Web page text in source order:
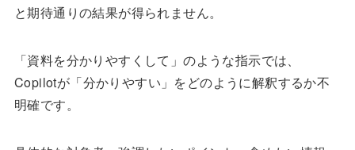
と期待通りの結果が得られません。
「資料を分かりやすくして」のような指示では、
Copilotが「分かりやすい」をどのように解釈するか不
明確です。